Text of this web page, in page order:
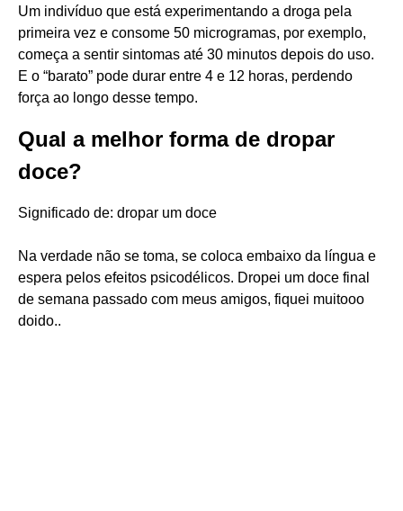
Um indivíduo que está experimentando a droga pela
primeira vez e consome 50 microgramas, por exemplo,
começa a sentir sintomas até 30 minutos depois do uso.
E o “barato” pode durar entre 4 e 12 horas, perdendo
força ao longo desse tempo.
Qual a melhor forma de dropar
doce?
Significado de: dropar um doce
Na verdade não se toma, se coloca embaixo da língua e
espera pelos efeitos psicodélicos. Dropei um doce final
de semana passado com meus amigos, fiquei muitooo
doido..